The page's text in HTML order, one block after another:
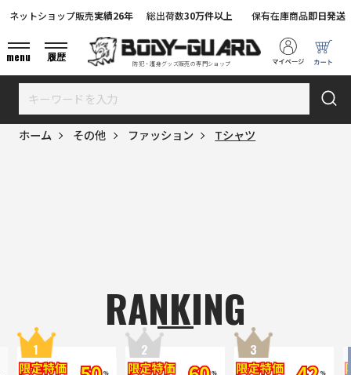
防犯・護身グッズ販売の専門ショップ
ネットショップ販売実績26年 総出荷数30万件以上 保有在庫商品即日発送
menu 履歴
ホーム その他 ファッション Tシャツ
RANKING
1 2 3